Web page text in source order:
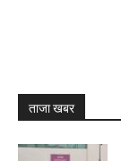
ताजा खबर